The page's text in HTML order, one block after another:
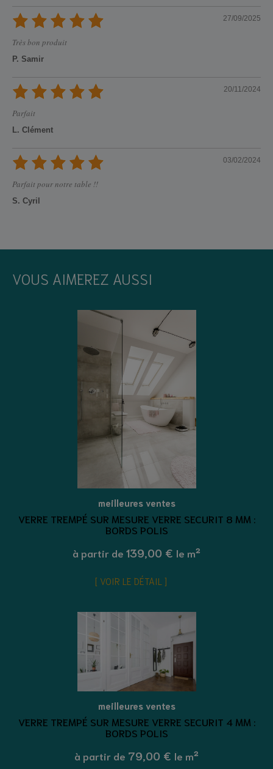
27/09/2025
Très bon produit
P. Samir
20/11/2024
Parfait
L. Clément
03/02/2024
Parfait pour notre table !!
S. Cyril
VOUS AIMEREZ AUSSI
meilleures ventes
VERRE TREMPÉ SUR MESURE VERRE SECURIT 8 MM :
BORDS POLIS
à partir de 139,00 € le m²
VOIR LE DÉTAIL
meilleures ventes
VERRE TREMPÉ SUR MESURE VERRE SECURIT 4 MM :
BORDS POLIS
à partir de 79,00 € le m²